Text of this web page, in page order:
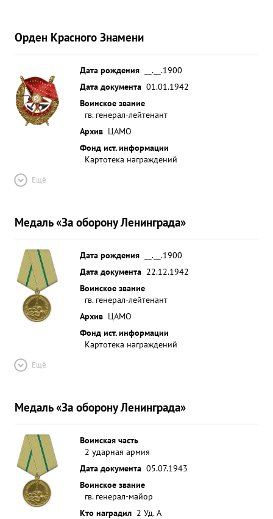
Орден Красного Знамени
Дата рождения
__.__.1900
Дата документа 01.01.1942
Воинское звание
гв. генерал-лейтенант
Архив ЦАМО
Фонд ист. информации
Картотека награждений
Ещё
Медаль «За оборону Ленинграда»
Дата рождения
__.__.1900
Дата документа 22.12.1942
Воинское звание
гв. генерал-лейтенант
Архив ЦАМО
Фонд ист. информации
Картотека награждений
Ещё
Медаль «За оборону Ленинграда»
Воинская часть
2 ударная армия
Дата документа 05.07.1943
Воинское звание
гв. генерал-майор
Кто наградил 2 Уд. А